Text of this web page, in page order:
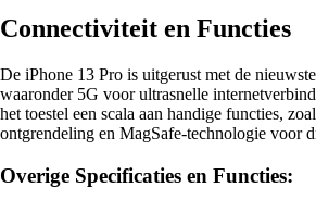
Connectiviteit en Functies
De iPhone 13 Pro is uitgerust met de
waaronder 5G voor ultrasnelle
het toestel een scala aan handige functies,
ontgrendeling en MagSafe-technologie voor
Overige Specificaties en Functies: